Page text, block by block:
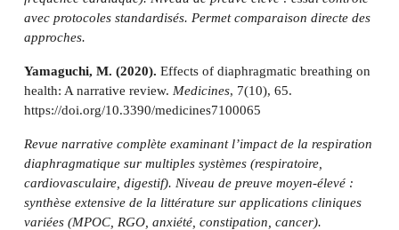
avec protocoles standardisés. Permet comparaison directe des
approches.
Yamaguchi, M. (2020). Effects of diaphragmatic breathing on
health: A narrative review. Medicines, 7(10), 65.
https://doi.org/10.3390/medicines7100065
Revue narrative complète examinant l’impact de la respiration
diaphragmatique sur multiples systèmes (respiratoire,
cardiovasculaire, digestif). Niveau de preuve moyen-élevé :
synthèse extensive de la littérature sur applications cliniques
variées (MPOC, RGO, anxiété, constipation, cancer).